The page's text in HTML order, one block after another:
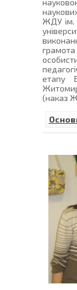
ЖДУ ім.
етапу
(наказ